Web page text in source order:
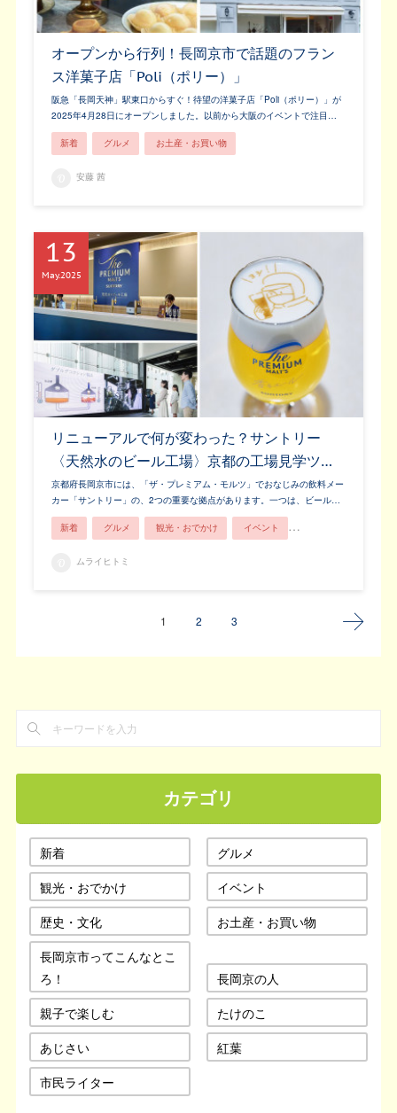
オープンから行列！長岡京市で話題のフラン
ス洋菓子店「Poli（ポリー）」
阪急「長岡天神」駅東口からすぐ！待望の洋菓子店「Poli（ポリー）」が
2025年4月28日にオープンしました。以前から大阪のイベントで注目…
新着 グルメ お土産・お買い物
安藤 茜
リニューアルで何が変わった？サントリー
〈天然水のビール工場〉京都の工場見学ツ…
京都府長岡京市には、「ザ・プレミアム・モルツ」でおなじみの飲料メー
カー「サントリー」の、2つの重要な拠点があります。一つは、ビール…
13
May2025
新着 グルメ 観光・おでかけ イベント
ムライヒトミ
1 2 3
カテゴリ
新着
グルメ
観光・おでかけ
イベント
歴史・文化
お土産・お買い物
長岡京市ってこんなとこ
ろ！
長岡京の人
親子で楽しむ
たけのこ
あじさい
紅葉
市民ライター